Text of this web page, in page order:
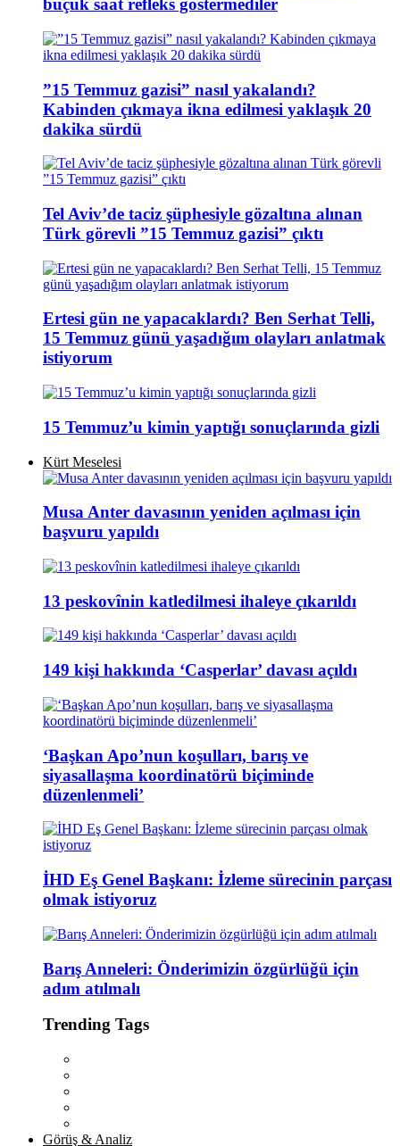
buçuk saat refleks göstermediler
”15 Temmuz gazisi” nasıl yakalandı?
Kabinden çıkmaya ikna edilmesi yaklaşık 20
dakika sürdü
Tel Aviv’de taciz şüphesiyle gözaltına alınan
Türk görevli ”15 Temmuz gazisi” çıktı
Ertesi gün ne yapacaklardı? Ben Serhat Telli,
15 Temmuz günü yaşadığım olayları anlatmak
istiyorum
15 Temmuz’u kimin yaptığı sonuçlarında gizli
Kürt Meselesi
Musa Anter davasının yeniden açılması için
başvuru yapıldı
13 peskovînin katledilmesi ihaleye çıkarıldı
149 kişi hakkında ‘Casperlar’ davası açıldı
‘Başkan Apo’nun koşulları, barış ve
siyasallaşma koordinatörü biçiminde
düzenlenmeli’
İHD Eş Genel Başkanı: İzleme sürecinin parçası
olmak istiyoruz
Barış Anneleri: Önderimizin özgürlüğü için
adım atılmalı
Trending Tags
Görüş & Analiz